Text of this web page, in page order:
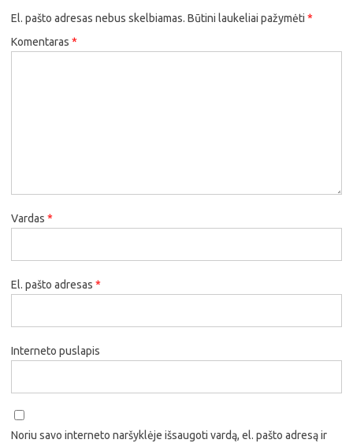
El. pašto adresas nebus skelbiamas. Būtini laukeliai pažymėti *
Komentaras *
Vardas *
El. pašto adresas *
Interneto puslapis
Noriu savo interneto naršyklėje išsaugoti vardą, el. pašto adresą ir